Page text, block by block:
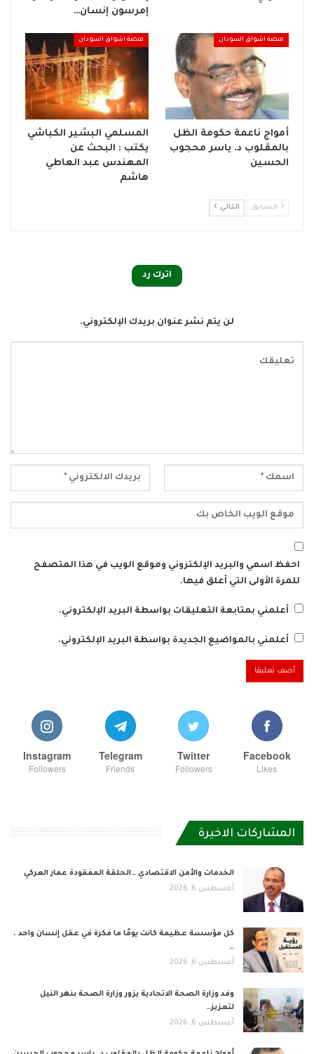
إمرسون إنسان…
منصة اشواق السودان
أمواج ناعمة حكومة الظل
بالمقلوب د. ياسر محجوب
الحسين
منصة اشواق السودان
المسلمي البشير الكباشي
يكتب : البحث عن
المهندس عبد العاطي
هاشم
السابق التالي
اترك رد
لن يتم نشر عنوان بريدك الإلكتروني.
احفظ اسمي والبريد الإلكتروني وموقع الويب في هذا المتصفح
للمرة الأولى التي أعلق فيها.
أعلمني بمتابعة التعليقات بواسطة البريد الإلكتروني.
أعلمني بالمواضيع الجديدة بواسطة البريد الإلكتروني.
Facebook
Likes
Twitter
Followers
Telegram
Friends
Instagram
Followers
المشاركات الاخيرة
الخدمات والأمن الاقتصادي …الحلقة المفقودة عمار العركي
أغسطس 6, 2026
كل مؤسسة عظيمة كانت يومًا ما فكرة في عقل إنسان واحد .
…
أغسطس 6, 2026
وفد وزارة الصحة الاتحادية يزور وزارة الصحة بنهر النيل
لتعزيز…
أغسطس 6, 2026